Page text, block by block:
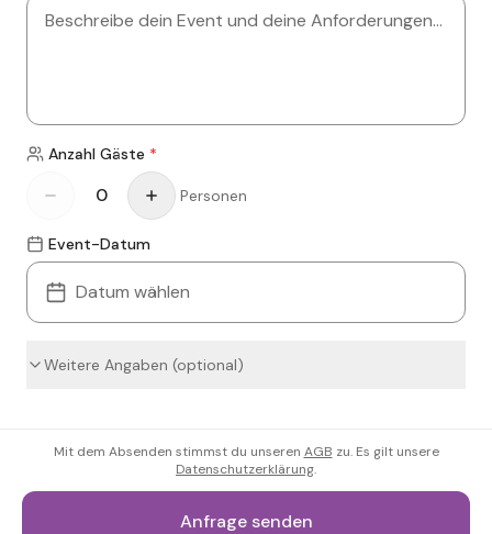
Anzahl Gäste *
Personen
Event-Datum
Datum wählen
Weitere Angaben (optional)
Mit dem Absenden stimmst du unseren AGB zu. Es gilt unsere
Datenschutzerklärung.
Anfrage senden